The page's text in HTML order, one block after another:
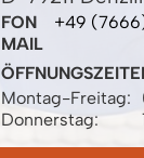
FON
+49
MAIL
Montag-Freitag:
Donnerstag: